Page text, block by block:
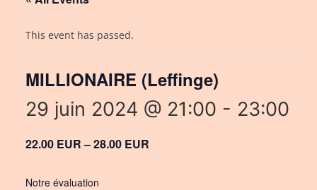
This event has passed.
MILLIONAIRE (Leffinge)
29 juin 2024 @ 21:00 - 23:00
22.00 EUR – 28.00 EUR
Notre évaluation